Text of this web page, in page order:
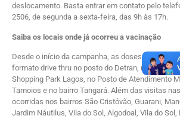
deslocamento. Basta entrar em contato pelo
2506, de segunda a sexta-feira, das 9h às 17h.
Saiba os locais onde já ocorreu a vacinação
Desde o início da campanha, as doses foram
formato drive thru no posto do Detran, no
Shopping Park Lagos, no Posto de Atendimento
Tamoios e no bairro Tangará. Além das visitas
ocorridas nos bairros São Cristóvão, Guarani,
Jardim Náutilus, Vila do Sol, Algodoal, Vila do Sol,